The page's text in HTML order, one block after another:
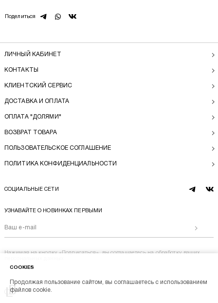
Поделиться telegramwhatsapp
vk
Перейти на главную
ЛИЧНЫЙ КАБИНЕТ
КОНТАКТЫ
КЛИЕНТСКИЙ СЕРВИС
ДОСТАВКА И ОПЛАТА
ОПЛАТА "ДОЛЯМИ"
ВОЗВРАТ ТОВАРА
ПОЛЬЗОВАТЕЛЬСКОЕ СОГЛАШЕНИЕ
ПОЛИТИКА КОНФИДЕНЦИАЛЬНОСТИ
СОЦИАЛЬНЫЕ СЕТИ
telegram
vk
УЗНАВАЙТЕ О НОВИНКАХ ПЕРВЫМИ
Нажимая на кнопку «Подписаться», вы соглашаетесь на обработку ваших
COOKIES
Продолжая пользование сайтом, вы соглашаетесь с использованием
файлов cookie.